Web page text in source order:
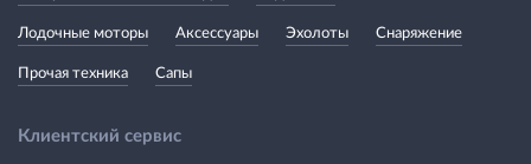
Лодочные моторы Аксессуары Эхолоты Снаряжение
Прочая техника Сапы
Клиентский сервис